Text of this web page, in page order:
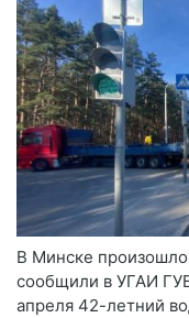
В Минске
сообщили в УГАИ
апреля 42-летний